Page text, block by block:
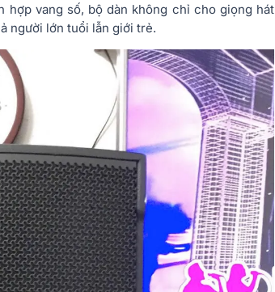
hợp vang số, bộ dàn không chỉ cho giọng hát
người lớn tuổi lẫn giới trẻ.